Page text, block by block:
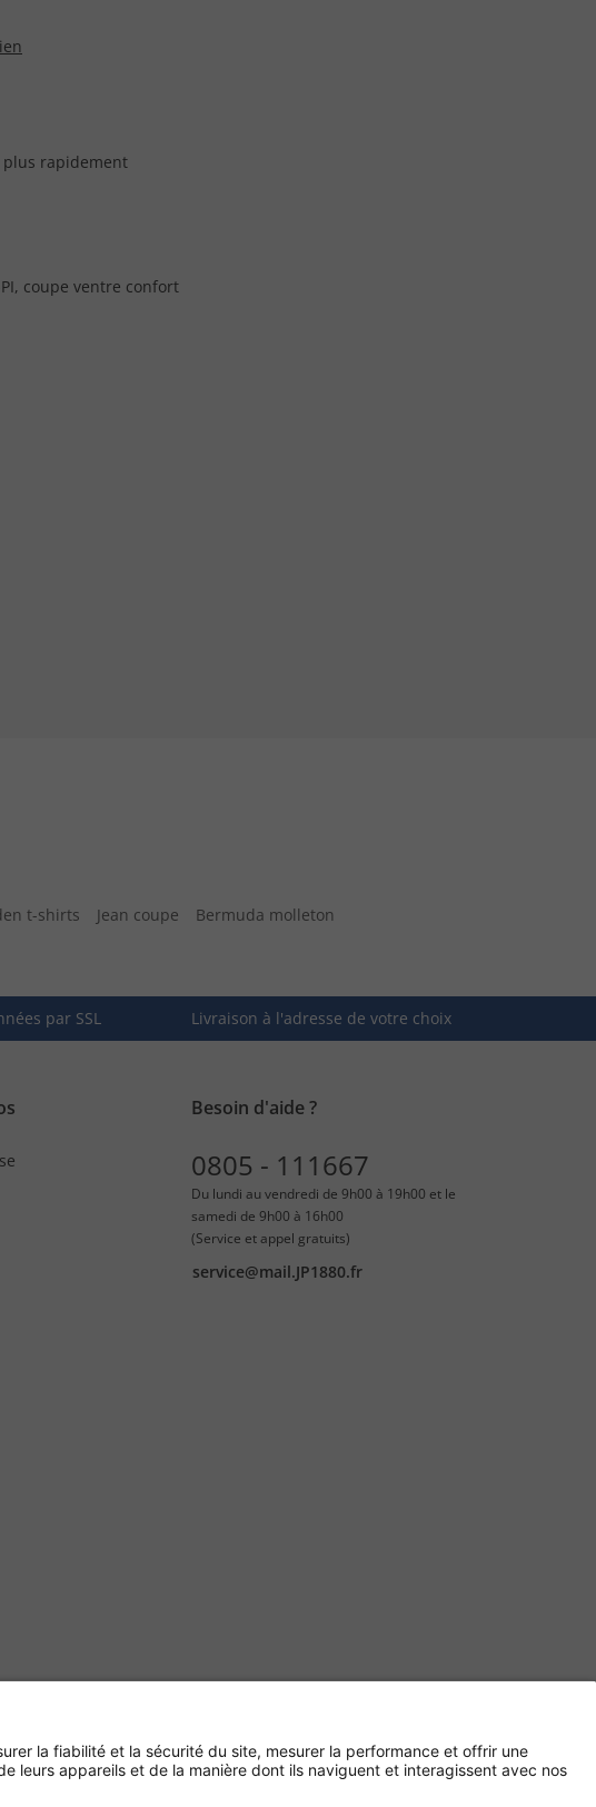
plus rapidement
coupe ventre confort
t-shirts Jean coupe
Bermuda molleton
par SSL Livraison à l'adresse de votre choix
Besoin d'aide ?
0805 - 111667
Du lundi au vendredi de 9h00 à 19h00 et le
samedi de 9h00 à 16h00
(Service et appel gratuits)
service@mail.JP1880.fr